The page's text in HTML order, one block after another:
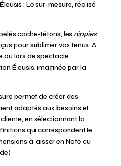
: Le sur-mesure, réalisé
cache-tétons, les nippies
pour sublimer vos tenus. A
ou lors de spectacle.
Éleusis, imaginée par la
permet de créer des
adaptés aux besoins et
en sélectionnant la
qui correspondent le
à laisser en Note au